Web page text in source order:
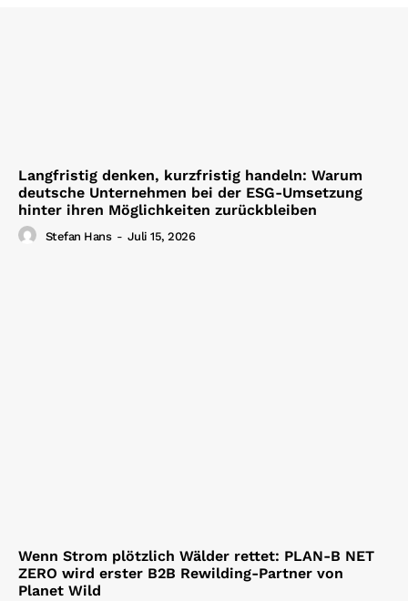
Langfristig denken, kurzfristig handeln: Warum
deutsche Unternehmen bei der ESG-Umsetzung
hinter ihren Möglichkeiten zurückbleiben
Stefan Hans - Juli 15, 2026
Wenn Strom plötzlich Wälder rettet: PLAN-B NET
ZERO wird erster B2B Rewilding-Partner von
Planet Wild